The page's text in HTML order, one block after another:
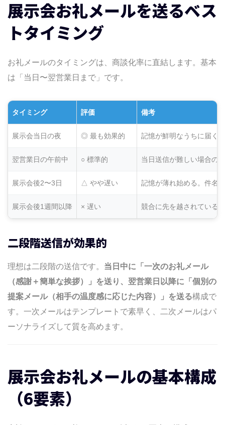
展示会お礼メールを送るベス
トタイミング
お礼メールのタイミングは、商談化率に直結します。基本
は「当日〜翌営業日まで」です。
タイミング 評価 備考
展示会当日の夜 ◎ 最も効果的 記憶が鮮明なうちに届く
翌営業日の午前中 ○ 標準的 当日送信が難しい場合の
展示会後2〜3日 △ やや遅い 記憶が薄れ始める。件名
展示会後1週間以降 × 遅い 競合に先を越されている
二段階送信が効果的
理想は二段階の送信です。 当日中に「一次のお礼メール
（感謝＋簡単な挨拶）」を送り、翌営業日以降に「個別の
提案メール（相手の温度感に応じた内容）」を送る構成で
す。一次メールはテンプレートで素早く、二次メールはパ
ーソナライズして質を高めます。
展示会お礼メールの基本構成
（6要素）